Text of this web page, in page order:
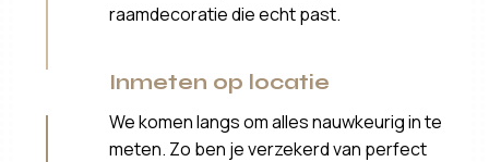
raamdecoratie die echt past.
Inmeten op locatie
We komen langs om alles nauwkeurig in te
meten. Zo ben je verzekerd van perfect